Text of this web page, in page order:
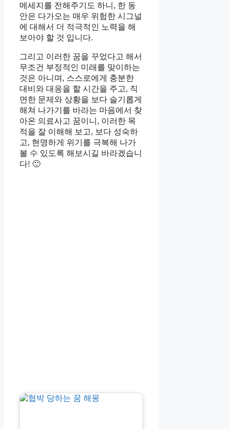
메세지를 전해주기도 하니, 한 동
안은 다가오는 매우 위험한 시그널
에 대해서 더 적극적인 노력을 해
보아야 할 것 입니다.
그리고 이러한 꿈을 꾸었다고 해서
무조건 부정적인 미래를 맞이하는
것은 아니며, 스스로에게 충분한
대비와 대응을 할 시간을 주고, 직
면한 문제와 상황을 보다 슬기롭게
해쳐 나가기를 바라는 마음에서 찾
아온 의료사고 꿈이니, 이러한 목
적을 잘 이해해 보고, 보다 성숙하
고, 현명하게 위기를 극복해 나가
볼 수 있도록 해보시길 바라겠습니
다! 🙂